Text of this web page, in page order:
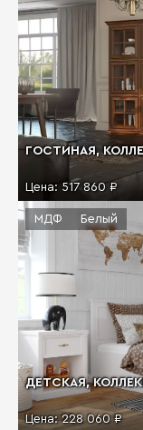
ГОСТИНАЯ,
Цена: 517 860 ₽
ДЕТСКАЯ,
Цена:228 060 ₽
МДФ Белый